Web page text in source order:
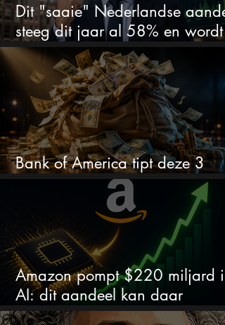
Dit "saaie" Nederlandse
steeg dit jaar al 58% en wordt
volgens analisten onderschat
Bank of America tipt deze 3
chipaandelen
Amazon pompt $220 miljard in
AI: dit aandeel kan daar
explosief van profiteren